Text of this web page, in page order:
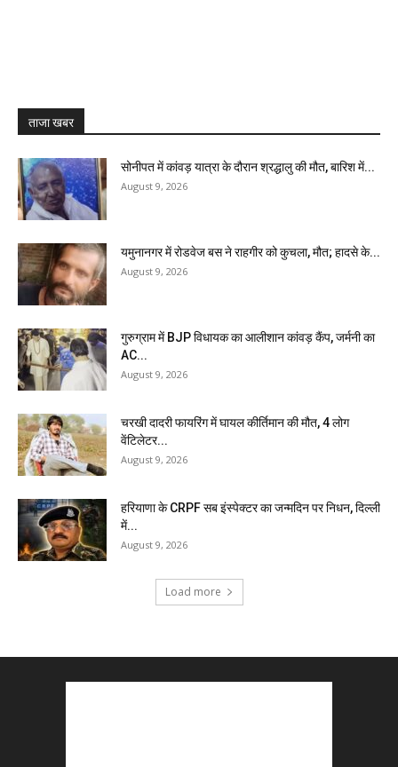
ताजा खबर
सोनीपत में कांवड़ यात्रा के दौरान श्रद्धालु की मौत, बारिश में...
August 9, 2026
यमुनानगर में रोडवेज बस ने राहगीर को कुचला, मौत; हादसे के...
August 9, 2026
गुरुग्राम में BJP विधायक का आलीशान कांवड़ कैंप, जर्मनी का
AC...
August 9, 2026
चरखी दादरी फायरिंग में घायल कीर्तिमान की मौत, 4 लोग
वेंटिलेटर...
August 9, 2026
हरियाणा के CRPF सब इंस्पेक्टर का जन्मदिन पर निधन, दिल्ली
में...
August 9, 2026
Load more